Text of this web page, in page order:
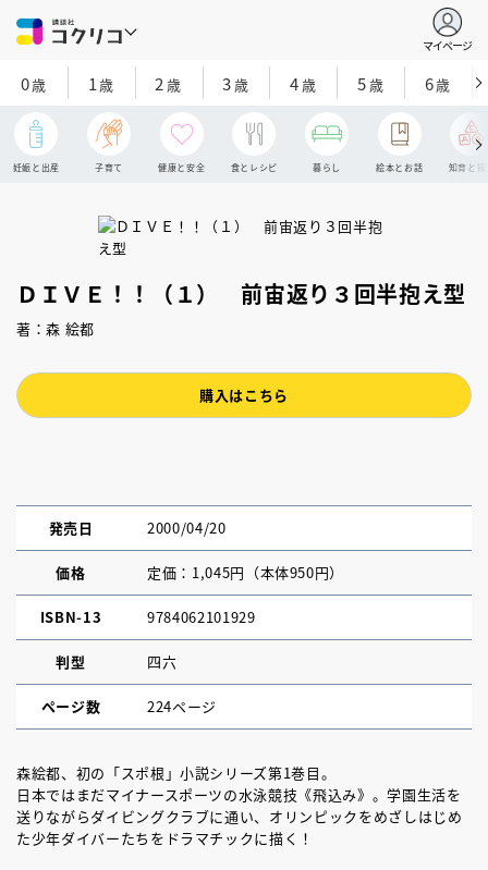
マイページ
0歳 1歳 2 歳 3歳 4歳 5歳 6歳
妊娠と出産 子育て 健康と安全 食とレシピ 暮らし 絵本とお話 知育と探
ＤＩＶＥ！！（１） 前宙返り３回半抱え型
著：森 絵都
購入はこちら
発売日 2000/04/20
価格 定価：1,045円（本体950円）
ISBN-13 9784062101929
判型 四六
ページ数 224ページ
森絵都、初の「スポ根」小説シリーズ第1巻目。
日本ではまだマイナースポーツの水泳競技《飛込み》。学園生活を
送りながらダイビングクラブに通い、オリンピックをめざしはじめ
た少年ダイバーたちをドラマチックに描く！